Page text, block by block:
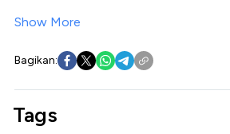
Show More
Bagikan:
Tags